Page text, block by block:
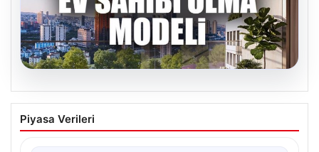
05.08.2026
DAP Yapı’dan bir ilk! Emlak Konut
güvencesi Dap vizyonuyla kendi
Piyasa Verileri